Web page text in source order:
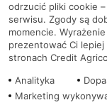
Mapa serwisu
PolitykaCookies
odrzucić pliki cookie
serwisu. Zgody są
momencie.
prezentować Ci
stronach Credit
Analityka
Marketing